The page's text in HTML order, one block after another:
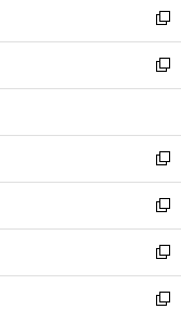
く
で
開
く
ド
ウ
で
開
ィ
ン
ド
ウ
開
く
い
ウ
ィ
ン
ウ
で
開
く
新
し
い
ウ
ン
ド
ウ
で
開
く
新
し
ウ
ィ
ン
ド
ウ
で
開
く
新
し
い
ウ
ィ
ン
ド
新
し
い
ウ
ィ
新
し
い
新